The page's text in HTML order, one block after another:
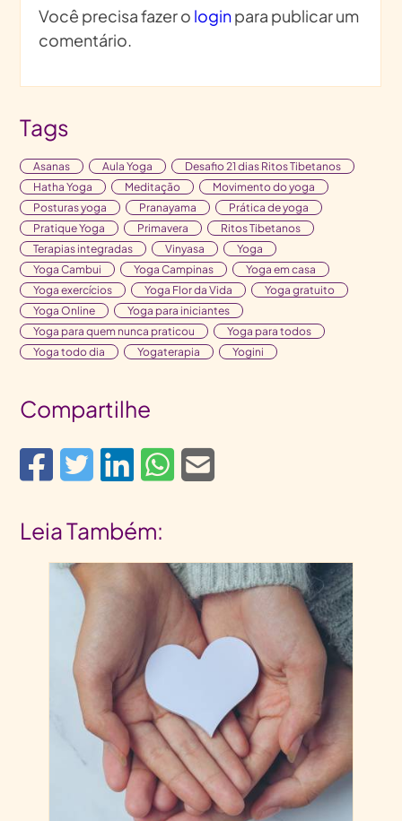
Você precisa fazer o loginpara publicar um
comentário.
Tags
Asanas Aula Yoga
Desafio 21 dias Ritos Tibetanos
Hatha Yoga
Meditação
Movimento do yoga
Posturas yoga
Pranayama
Prática de yoga
Pratique Yoga
Primavera
Ritos Tibetanos
Terapias integradas
Vinyasa
Yoga
Yoga Cambui
Yoga Campinas
Yoga em casa
Yoga exercícios
Yoga Flor da Vida
Yoga gratuito
Yoga Online
Yoga para iniciantes
Yoga para quem nunca praticou
Yoga para todos
Yoga todo dia
Yogaterapia Yogini
Compartilhe
Leia Também: